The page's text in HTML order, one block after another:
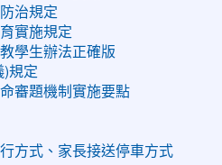
治規定
實施規定
學生辦法正確版
)規定
審題機制實施要點
方式、家長接送停車方式